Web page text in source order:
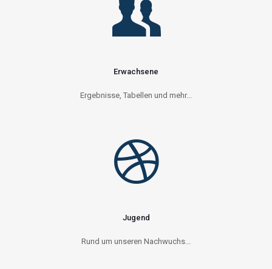
Erwachsene
Ergebnisse, Tabellen und mehr...
Jugend
Rund um unseren Nachwuchs...